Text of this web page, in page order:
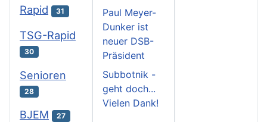
Rapid 31
TSG-Rapid
30
Senioren
28
BJEM 27
Paul Meyer-
Dunker ist
neuer DSB-
Präsident
Subbotnik -
geht doch...
Vielen Dank!